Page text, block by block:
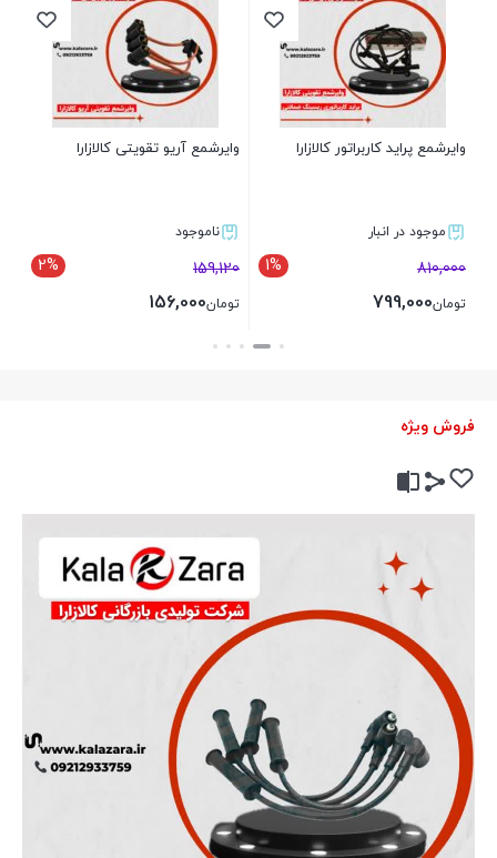
وایرشمع پراید کاربراتور کالازارا
موجود در انبار
1% 810,000
تومان799,000
وایرشمع آریو تقویتی کالازارا
ناموجود
2% 159,120
تومان156,000
فروش ویژه